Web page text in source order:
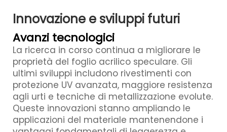
Innovazione e sviluppi futuri
Avanzi tecnologici
La ricerca in corso continua a migliorare le
proprietà del foglio acrilico speculare. Gli
ultimi sviluppi includono rivestimenti con
protezione UV avanzata, maggiore resistenza
agli urti e tecniche di metallizzazione evolute.
Queste innovazioni stanno ampliando le
applicazioni del materiale mantenendone i